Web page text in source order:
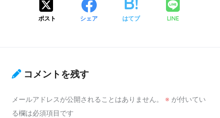
ポスト シェア はてブ LINE
コメントを残す
メールアドレスが公開されることはありません。 ※ が付いてい
る欄は必須項目です